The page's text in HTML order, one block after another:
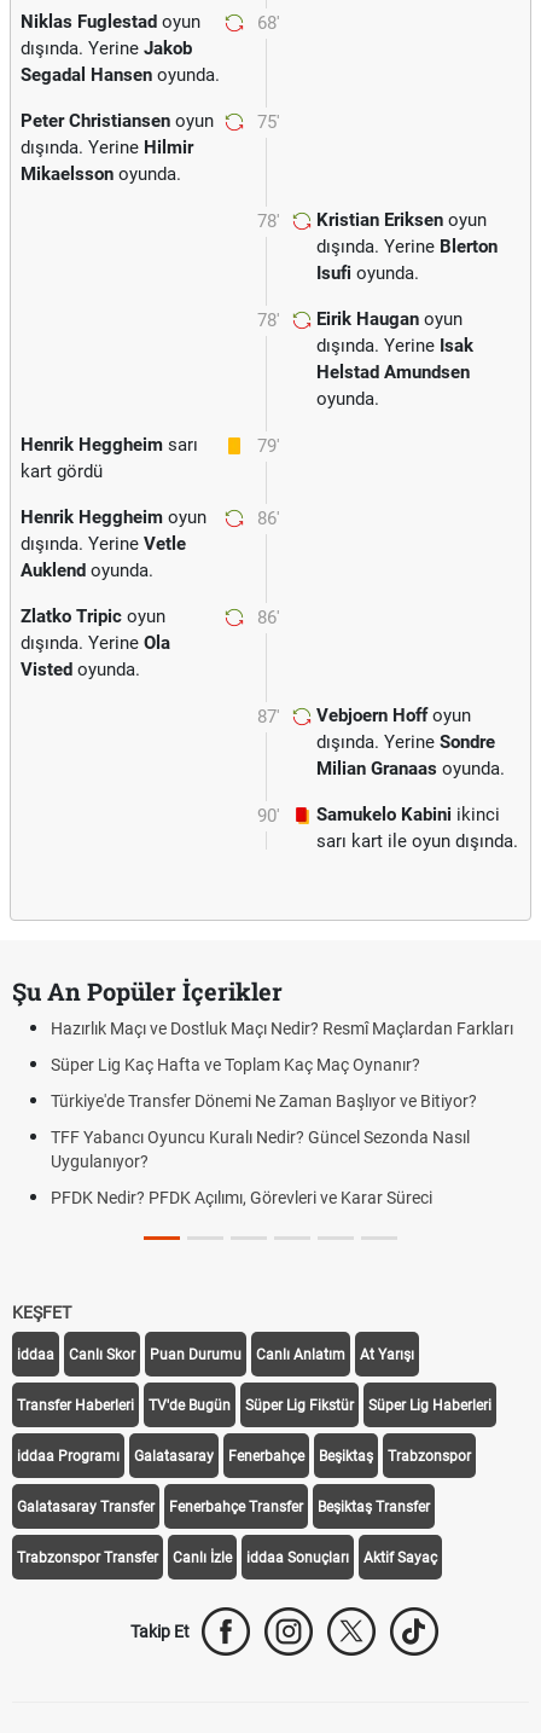
68'
Niklas Fuglestad oyun
dışında. Yerine Jakob
Segadal Hansen oyunda.
75'
Peter Christiansen oyun
dışında. Yerine Hilmir
Mikaelsson oyunda.
78' Kristian Eriksen oyun
dışında. Yerine Blerton
Isufi oyunda.
78' Eirik Haugan oyun
dışında. Yerine Isak
Helstad Amundsen
oyunda.
79'
Henrik Heggheim sarı
kart gördü
86'
Henrik Heggheim oyun
dışında. Yerine Vetle
Auklend oyunda.
86'
Zlatko Tripic oyun
dışında. Yerine Ola
Visted oyunda.
87' Vebjoern Hoffoyun
dışında. Yerine Sondre
Milian Granaas oyunda.
90' Samukelo Kabini ikinci
sarı kart ile oyun dışında.
Şu An Popüler İçerikler
Hazırlık Maçı ve Dostluk Maçı Nedir? Resmî Maçlardan Farkları
Süper Lig Kaç Hafta ve Toplam Kaç Maç Oynanır?
Türkiye'de Transfer Dönemi Ne Zaman Başlıyor ve Bitiyor?
TFF Yabancı Oyuncu Kuralı Nedir? Güncel Sezonda Nasıl
Uygulanıyor?
PFDK Nedir? PFDK Açılımı, Görevleri ve Karar Süreci
KEŞFET
iddaa Canlı Skor Puan Durumu Canlı Anlatım At Yarışı
Transfer Haberleri TV'de Bugün Süper Lig Fikstür Süper Lig Haberleri
iddaa Programı Galatasaray Fenerbahçe Beşiktaş Trabzonspor
Galatasaray Transfer Fenerbahçe Transfer Beşiktaş Transfer
Trabzonspor Transfer Canlı İzle iddaa Sonuçları Aktif Sayaç
Takip Et